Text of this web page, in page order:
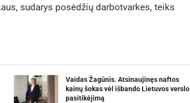
sudarys posėdžių darbotvarkes, teiks
Vaidas Žagūnis. Atsinaujinęs naftos
kainų šokas vėl išbando Lietuvos verslo
pasitikėjimą